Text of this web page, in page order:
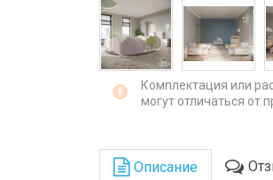
Комплектация или
могут отличаться от
Описание